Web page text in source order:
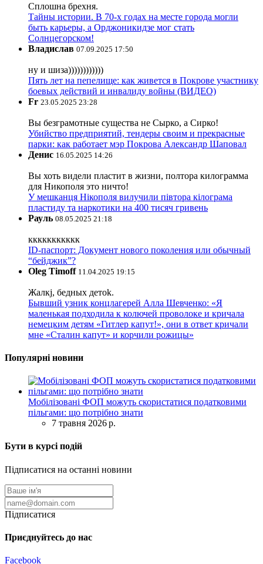
Сплошна брехня.
Тайны истории. В 70-х годах на месте города могли
быть карьеры, а Орджоникидзе мог стать
Солнцегорском!
Владислав 07.09.2025 17:50
ну и шиза))))))))))))
Пять лет на пепелище: как живется в Покрове участнику
боевых действий и инвалиду войны (ВИДЕО)
Fr 23.05.2025 23:28
Вы безграмотные существа не Сырко, а Сирко!
Убийство предприятий, тендеры своим и прекрасные
парки: как работает мэр Покрова Александр Шаповал
Денис 16.05.2025 14:26
Вы хоть видели пластит в жизни, полтора килограмма
для Никополя это ничто!
У мешканця Нікополя вилучили півтора кілограма
пластиду та наркотики на 400 тисяч гривень
Рауль 08.05.2025 21:18
ккккккккккк
ID-паспорт: Документ нового поколения или обычный
“бейджик”?
Oleg Timoff 11.04.2025 19:15
Жалкj, бедных детok.
Бывший узник концлагерей Алла Шевченко: «Я
маленькая подходила к колючей проволоке и кричала
немецким детям «Гитлер капут!», они в ответ кричали
мне «Сталин капут» и корчили рожицы»
Популярні новини
Мобілізовані ФОП можуть скористатися податковими
пільгами: що потрібно знати
7 травня 2026 р.
Бути в курсі подій
Підписатися на останні новини
Підписатися
Приєднуйтесь до нас
Facebook